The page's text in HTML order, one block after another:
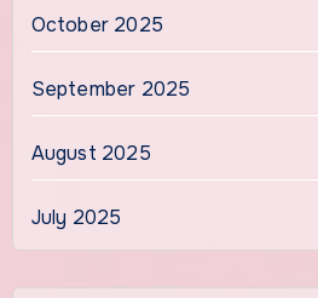
October 2025
September 2025
August 2025
July 2025